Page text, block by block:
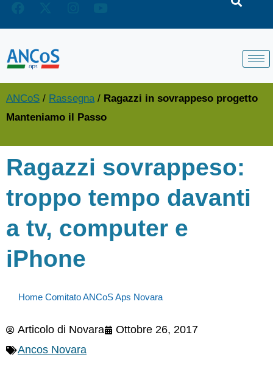
ANCoS / Rassegna/ Ragazzi in sovrappeso progetto
Manteniamo il Passo
Ragazzi sovrappeso:
troppo tempo davanti
a tv, computer e
iPhone
Home Comitato ANCoS Aps Novara
Articolo di Novara
Ottobre 26, 2017
Ancos Novara